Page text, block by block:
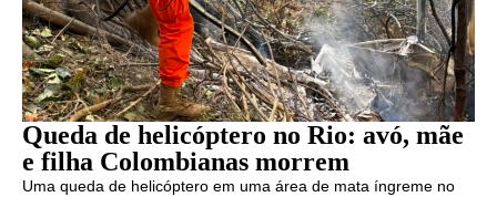
Queda de helicóptero no Rio: avó, mãe
e filha Colombianas morrem
Uma queda de helicóptero em uma área de mata íngreme no